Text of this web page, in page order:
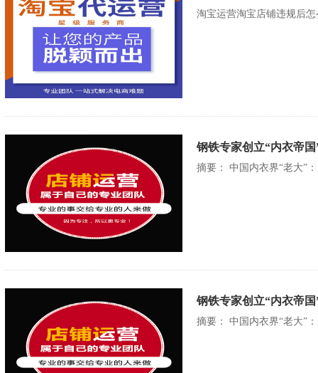
淘宝运营淘宝店铺违规后
钢铁专家创立“内衣帝
摘要： 中国内衣界“老大”
钢铁专家创立“内衣帝
摘要： 中国内衣界“老大”